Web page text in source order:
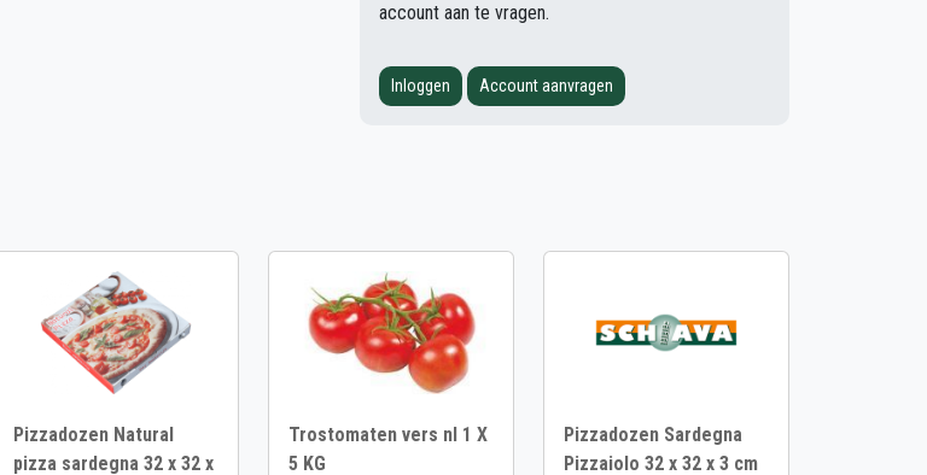
account aan te vragen.
Inloggen Account aanvragen
Pizzadozen Natural
pizza sardegna 32 x 32 x
Trostomaten vers nl 1 X
5 KG
Pizzadozen Sardegna
Pizzaiolo 32 x 32 x 3 cm